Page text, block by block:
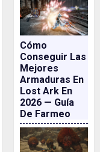
Cómo
Conseguir Las
Mejores
Armaduras En
Lost Ark En
2026 — Guía
De Farmeo